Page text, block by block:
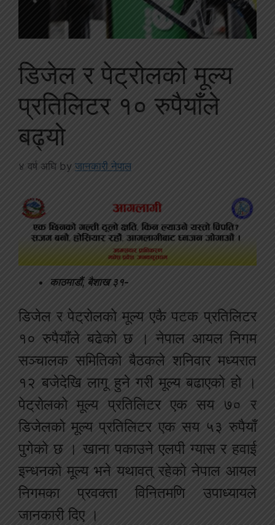
डिजेल र पेट्रोलको मूल्य
प्रतिलिटर १० रुपैयाँले
बढ्यो
४ वर्ष अघि by जानकारी नेपाल
काठमाडौं, बैशाख ३१-
डिजेल र पेट्रोलको मूल्य एकै पटक प्रतिलिटर
१० रुपैयाँले बढेको छ । नेपाल आयल निगम
सञ्चालक समितिको बैठकले शनिवार मध्यरात
१२ बजेदेखि लागू हुने गरी मूल्य बढाएको हो ।
पेट्रोलको मूल्य प्रतिलिटर एक सय ७० र
डिजेलको मूल्य प्रतिलिटर एक सय ५३ रुपैयाँ
पुगेको छ । खाना पकाउने एलपी ग्यास र हवाई
इन्धनको मूल्य भने यथावत् रहेको नेपाल आयल
निगमका प्रवक्ता विनितमणि उपाध्यायले
जानकारी दिए ।